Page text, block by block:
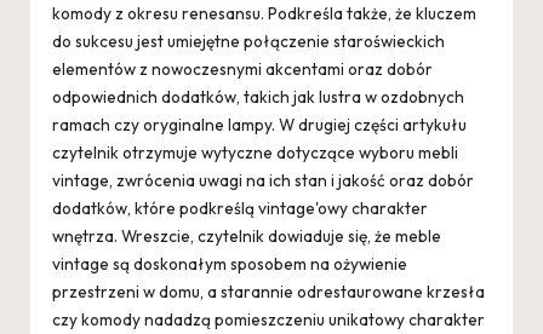
komody z okresu renesansu. Podkreśla także, że kluczem
do sukcesu jest umiejętne połączenie staroświeckich
elementów z nowoczesnymi akcentami oraz dobór
odpowiednich dodatków, takich jak lustra w ozdobnych
ramach czy oryginalne lampy. W drugiej części artykułu
czytelnik otrzymuje wytyczne dotyczące wyboru mebli
vintage, zwrócenia uwagi na ich stan i jakość oraz dobór
dodatków, które podkreślą vintage'owy charakter
wnętrza. Wreszcie, czytelnik dowiaduje się, że meble
vintage są doskonałym sposobem na ożywienie
przestrzeni w domu, a starannie odrestaurowane krzesła
czy komody nadadzą pomieszczeniu unikatowy charakter